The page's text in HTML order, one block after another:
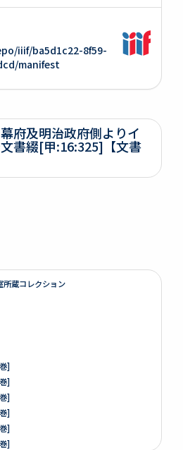
iiif/ba5d1c22-8f59-
manifest
府及明治政府側よりイ
書綴[甲:16:325]【文書
所蔵コレクション
]
]
]
]
]
]